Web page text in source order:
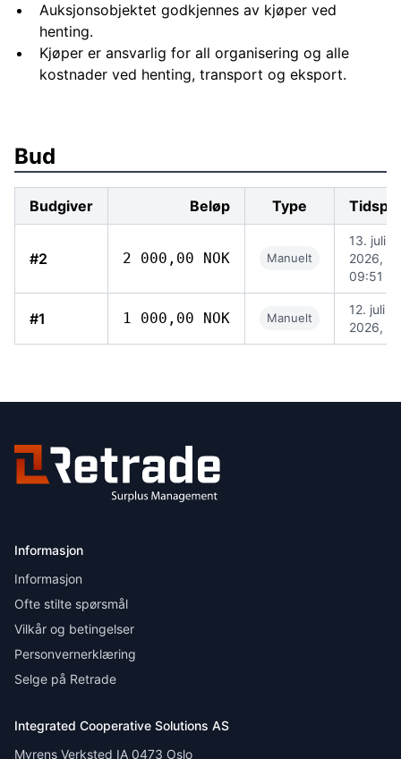
Auksjonsobjektet godkjennes av kjøper ved
henting.
Kjøper er ansvarlig for all organisering og alle
kostnader ved henting, transport og eksport.
Bud
Budgiver Beløp Type
#2 2 000,00 NOK Manuelt
13. juli
2026,
09:51
#1 1 000,00 NOK Manuelt
12. juli
2026,
Informasjon
Informasjon
Ofte stilte spørsmål
Vilkår og betingelser
Personvernerklæring
Selge på Retrade
Integrated Cooperative Solutions AS
Myrens Verksted IA 0473 Oslo